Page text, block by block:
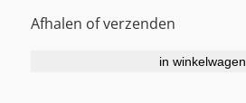
Afhalen of verzenden
in winkelwagen